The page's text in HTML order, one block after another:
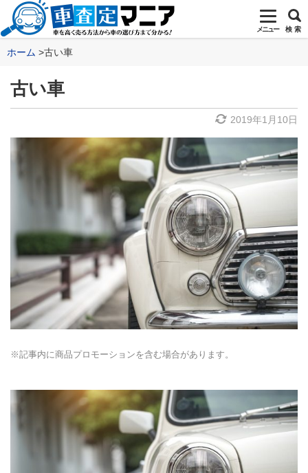
メニュー 検 索
ホーム 古い車
古い車
2019年1月10日
※記事内に商品プロモーションを含む場合があります。